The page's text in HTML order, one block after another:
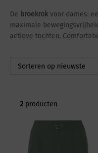
De broekrokvoor dames:
maximale
actieve tochten.
Sorteren op nieuwste
2 producten